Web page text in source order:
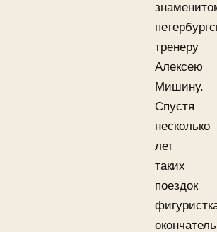
тренеру
Алексею
Мишину.
Спустя
несколько
лет
таких
поездок